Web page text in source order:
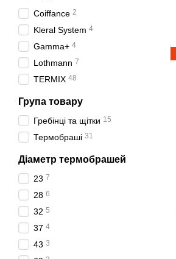
Coiffance 2
Kleral System 4
Gamma+ 4
Lothmann 7
TERMIX 48
Група товару
Гребінці та щітки 15
Термобраші 31
Діаметр термобрашей
23 7
28 6
32 5
37 4
43 3